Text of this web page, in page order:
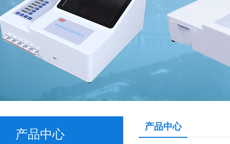
产品中心
产品中心